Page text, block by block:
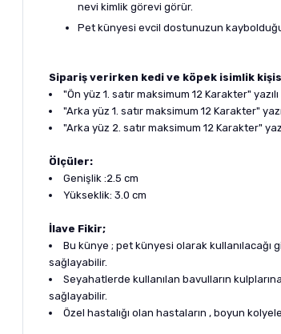
nevi kimlik görevi görür.
Pet künyesi evcil dostunuzun
Sipariş verirken kedi ve köpek isimlik
"Ön yüz 1. satır maksimum 12 Karakter"
"Arka yüz 1. satır maksimum 12 Karakter"
"Arka yüz 2. satır maksimum 12 Karakter"
Ölçüler:
Genişlik :2.5 cm
Yükseklik: 3.0 cm
İlave Fikir;
Bu künye ; pet künyesi olarak kullanılacağı
sağlayabilir.
Seyahatlerde kullanılan bavulların
sağlayabilir.
Özel hastalığı olan hastaların , boyun